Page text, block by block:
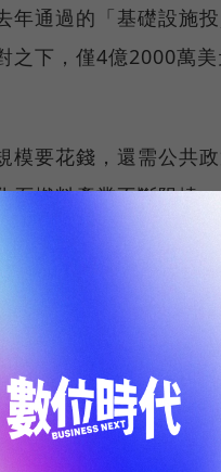
年通過的「基礎設施
之下，僅4億2000萬
模要花錢，還需公共
石燃料產業不斷阻撓
無力克服政治障礙
們知道對不對的時候
生技突破疫情 疫病